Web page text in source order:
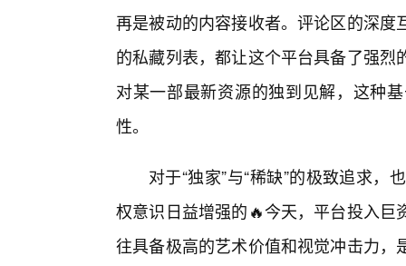
再是被动的内容接收者。评论区的深
的私藏列表，都让这个平台具备了强
对某一部最新资源的独到见解，这种
性。
对于“独家”与“稀缺”的极致追求
权意识日益增强的🔥今天，平台投入
往具备极高的艺术价值和视觉冲击力